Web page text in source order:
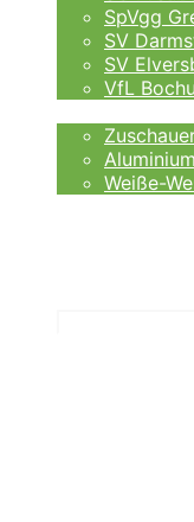
SpVgg
SV
SV
VfL
Weiße-